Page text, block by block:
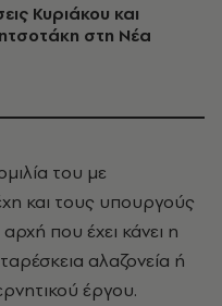
Κυριάκου και
στη Νέα
του με
και τους υπουργούς
που έχει κάνει η
αλαζονεία ή
έργου.